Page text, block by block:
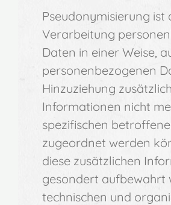
Pseudonymisierung ist
Verarbeitung
Daten in einer Weise,
personenbezogenen
Hinzuziehung
Informationen nicht
spezifischen
zugeordnet werden
diese zusätzlichen
gesondert aufbewahrt
technischen und